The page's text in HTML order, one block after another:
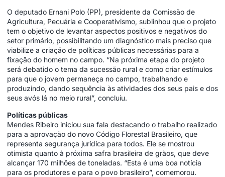
O deputado Ernani Polo (PP), presidente da Comissão de
Agricultura, Pecuária e Cooperativismo, sublinhou que o projeto
tem o objetivo de levantar aspectos positivos e negativos do
setor primário, possibilitando um diagnóstico mais preciso que
viabilize a criação de políticas públicas necessárias para a
fixação do homem no campo. “Na próxima etapa do projeto
será debatido o tema da sucessão rural e como criar estímulos
para que o jovem permaneça no campo, trabalhando e
produzindo, dando sequência às atividades dos seus pais e dos
seus avós lá no meio rural”, concluiu.
Políticas públicas
Mendes Ribeiro iniciou sua fala destacando o trabalho realizado
para a aprovação do novo Código Florestal Brasileiro, que
representa segurança jurídica para todos. Ele se mostrou
otimista quanto à próxima safra brasileira de grãos, que deve
alcançar 170 milhões de toneladas. “Esta é uma boa notícia
para os produtores e para o povo brasileiro”, comemorou.